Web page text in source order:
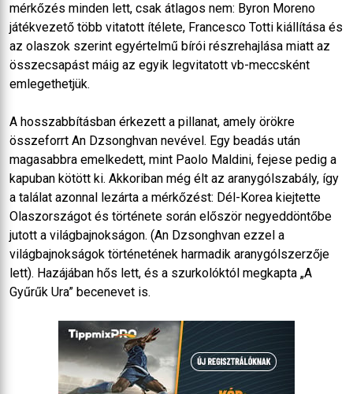
mérkőzés minden lett, csak átlagos nem: Byron Moreno
játékvezető több vitatott ítélete, Francesco Totti kiállítása és
az olaszok szerint egyértelmű bírói részrehajlása miatt az
összecsapást máig az egyik legvitatott vb-meccsként
emlegethetjük.
A hosszabbításban érkezett a pillanat, amely örökre
összeforrt An Dzsonghvan nevével. Egy beadás után
magasabbra emelkedett, mint Paolo Maldini, fejese pedig a
kapuban kötött ki. Akkoriban még élt az aranygólszabály, így
a találat azonnal lezárta a mérkőzést: Dél-Korea kiejtette
Olaszországot és története során először negyeddöntőbe
jutott a világbajnokságon. (An Dzsonghvan ezzel a
világbajnokságok történetének harmadik aranygólszerzője
lett). Hazájában hős lett, és a szurkolóktól megkapta „A
Gyűrűk Ura” becenevet is.